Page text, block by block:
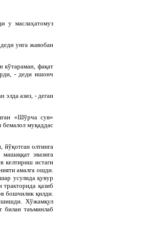
у маслаҳатомуз
унга жавобан
кўтараман, фақат
- деди ишонч
элда азиз, - деган
«Шўрча сув»
бемалол муқаддас
йўқотган олтинга
эвазига
келтириш истаги
амалга ошди.
усулида қувур
қазиб
бошчилик қилди.
Хўжамқул
билан таъминлаб